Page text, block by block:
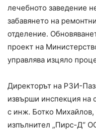
лечебното заведение
забавянето на
отделение.
проект на
управлява изцяло
Директорът на РЗИ-
извърши инспекция на
с инж. Ботко Михайлов,
изпълнител „Пирс-Д“